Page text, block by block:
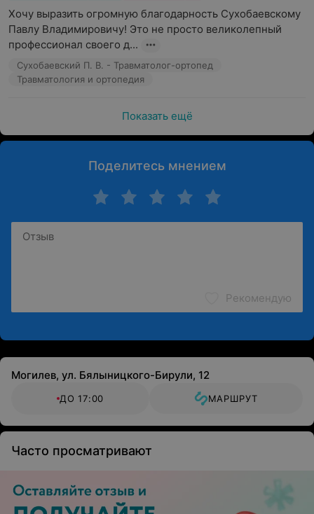
Хочу выразить огромную благодарность Сухобаевскому
Павлу Владимировичу! Это не просто великолепный
профессионал своего д...
Сухобаевский П. В. - Травматолог-ортопед
Травматология и ортопедия
Показать ещё
Поделитесь мнением
Рекомендую
Могилев, ул. Бялыницкого-Бирули, 12
ДО 17:00 МАРШРУТ
Часто просматривают